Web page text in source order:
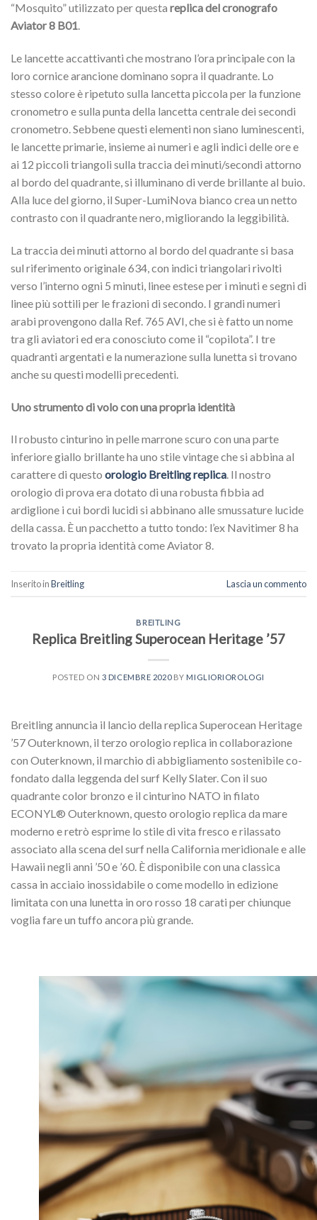
“Mosquito” utilizzato per questa replica del cronografo
Aviator 8 B01.
Le lancette accattivanti che mostrano l’ora principale con la
loro cornice arancione dominano sopra il quadrante. Lo
stesso colore è ripetuto sulla lancetta piccola per la funzione
cronometro e sulla punta della lancetta centrale dei secondi
cronometro. Sebbene questi elementi non siano luminescenti,
le lancette primarie, insieme ai numeri e agli indici delle ore e
ai 12 piccoli triangoli sulla traccia dei minuti/secondi attorno
al bordo del quadrante, si illuminano di verde brillante al buio.
Alla luce del giorno, il Super-LumiNova bianco crea un netto
contrasto con il quadrante nero, migliorando la leggibilità.
La traccia dei minuti attorno al bordo del quadrante si basa
sul riferimento originale 634, con indici triangolari rivolti
verso l’interno ogni 5 minuti, linee estese per i minuti e segni di
linee più sottili per le frazioni di secondo. I grandi numeri
arabi provengono dalla Ref. 765 AVI, che si è fatto un nome
tra gli aviatori ed era conosciuto come il “copilota”. I tre
quadranti argentati e la numerazione sulla lunetta si trovano
anche su questi modelli precedenti.
Uno strumento di volo con una propria identità
Il robusto cinturino in pelle marrone scuro con una parte
inferiore giallo brillante ha uno stile vintage che si abbina al
carattere di questo orologio Breitling replica. Il nostro
orologio di prova era dotato di una robusta fibbia ad
ardiglione i cui bordi lucidi si abbinano alle smussature lucide
della cassa. È un pacchetto a tutto tondo: l’ex Navitimer 8 ha
trovato la propria identità come Aviator 8.
Inserito inBreitling Lascia un commento
BREITLING
Replica Breitling Superocean Heritage ’57
POSTED ON 3 DICEMBRE 2020BY MIGLIORIOROLOGI
Breitling annuncia il lancio della replica Superocean Heritage
’57 Outerknown, il terzo orologio replica in collaborazione
con Outerknown, il marchio di abbigliamento sostenibile co-
fondato dalla leggenda del surf Kelly Slater. Con il suo
quadrante color bronzo e il cinturino NATO in filato
ECONYL® Outerknown, questo orologio replica da mare
moderno e retrò esprime lo stile di vita fresco e rilassato
associato alla scena del surf nella California meridionale e alle
Hawaii negli anni ’50 e ’60. È disponibile con una classica
cassa in acciaio inossidabile o come modello in edizione
limitata con una lunetta in oro rosso 18 carati per chiunque
voglia fare un tuffo ancora più grande.